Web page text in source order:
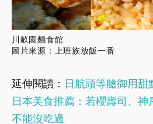
川畝園麵食館
圖片來源：上班族放飯一番
延伸閱讀： 日航頭等艙御用甜
日本美食推薦：若櫻壽司、神
不能沒吃過